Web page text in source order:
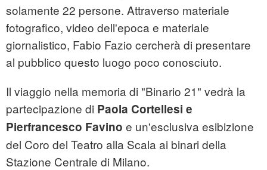
solamente 22 persone. Attraverso materiale
fotografico, video dell'epoca e materiale
giornalistico, Fabio Fazio cercherà di presentare
al pubblico questo luogo poco conosciuto.
Il viaggio nella memoria di "Binario 21" vedrà la
partecipazione di Paola Cortellesi e
Pierfrancesco Favino e un'esclusiva esibizione
del Coro del Teatro alla Scala ai binari della
Stazione Centrale di Milano.